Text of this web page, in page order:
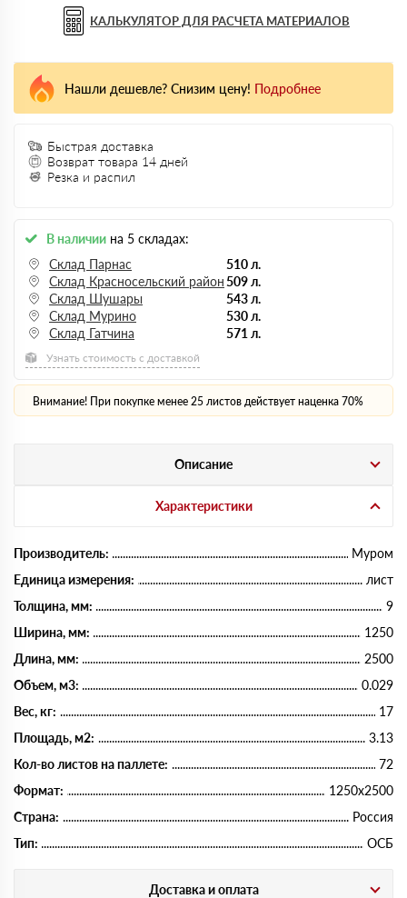
КАЛЬКУЛЯТОР ДЛЯ РАСЧЕТА МАТЕРИАЛОВ
Быстрая доставка
Возврат товара 14 дней
Резка и распил
В наличии на 5 складах:
Склад Парнас
510 л.
Склад Красносельский район 509 л.
Склад Шушары
543 л.
Склад Мурино
530 л.
Склад Гатчина
571 л.
Узнать стоимость с доставкой
Внимание! При покупке менее 25 листов действует наценка 70%
Нашли дешевле? Снизим цену! Подробнее
Описание
Характеристики
Производитель:
Муром
Единица измерения:
лист
Толщина, мм:
9
Ширина, мм:
1250
Длина, мм:
2500
Объем, м3:
0.029
Вес, кг:
17
Площадь, м2:
3.13
Кол-во листов на паллете:
72
Формат:
1250х2500
Страна:
Россия
Тип:
ОСБ
Доставка и оплата